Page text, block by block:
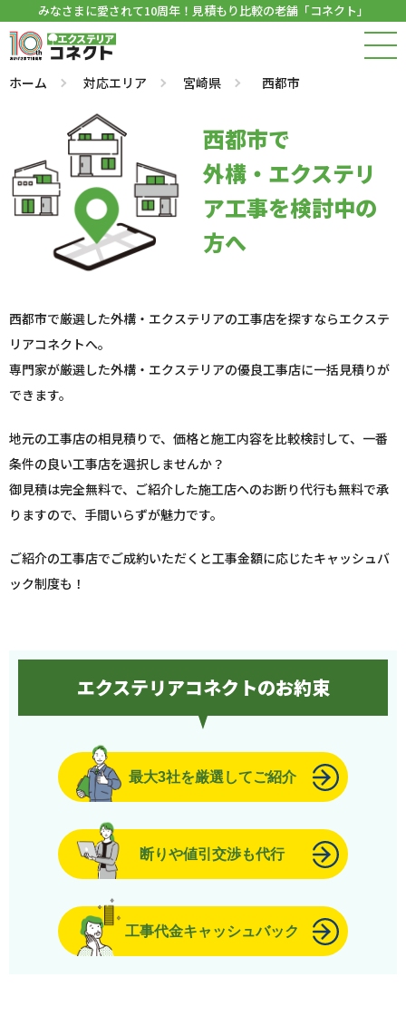
みなさまに愛されて10周年！見積もり比較の老舗「コネクト」
ホーム 対応エリア 宮崎県 西都市
西都市で
外構・エクステリ
ア工事を検討中の
方へ
西都市で厳選した外構・エクステリアの工事店を探すならエクステ
リアコネクトへ。
専門家が厳選した外構・エクステリアの優良工事店に一括見積りが
できます。
地元の工事店の相見積りで、価格と施工内容を比較検討して、一番
条件の良い工事店を選択しませんか？
御見積は完全無料で、ご紹介した施工店へのお断り代行も無料で承
りますので、手間いらずが魅力です。
ご紹介の工事店でご成約いただくと工事金額に応じたキャッシュバ
ック制度も！
エクステリアコネクトのお約束
最大3社を厳選してご紹介
断りや値引交渉も代行
工事代金キャッシュバック